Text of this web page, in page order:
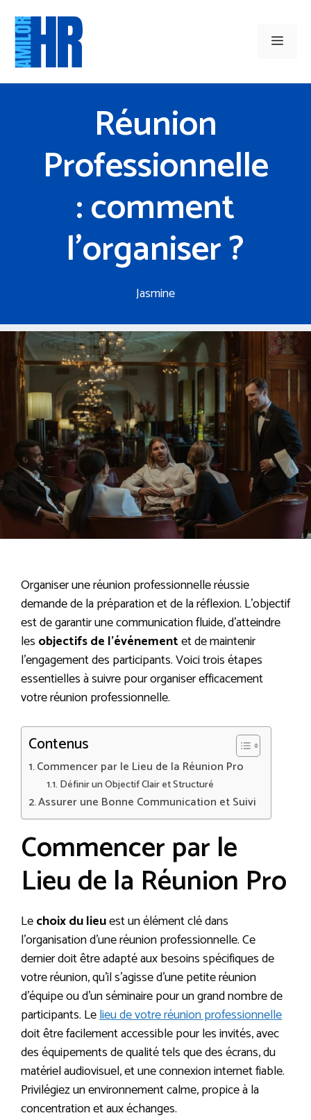
contenu
Menu
Réunion
Professionnelle
: comment
l’organiser ?
Jasmine
Organiser une réunion professionnelle réussie
demande de la préparation et de la réflexion. L’objectif
est de garantir une communication fluide, d’atteindre
les objectifs de l’événementet de maintenir
l’engagement des participants. Voici trois étapes
essentielles à suivre pour organiser efficacement
votre réunion professionnelle.
Contenus
Commencer par le Lieu de la Réunion Pro
Définir un Objectif Clair et Structuré
Assurer une Bonne Communication et Suivi
Commencer par le
Lieu de la Réunion Pro
Lechoix du lieuest un élément clé dans
l’organisation d’une réunion professionnelle. Ce
dernier doit être adapté aux besoins spécifiques de
votre réunion, qu’il s’agisse d’une petite réunion
d’équipe ou d’un séminaire pour un grand nombre de
participants. Lelieu de votre réunion professionnelle
doit être facilement accessible pour les invités, avec
des équipements de qualité tels que des écrans, du
matériel audiovisuel, et une connexion internet fiable.
Privilégiez un environnement calme, propice à la
concentration et aux échanges.